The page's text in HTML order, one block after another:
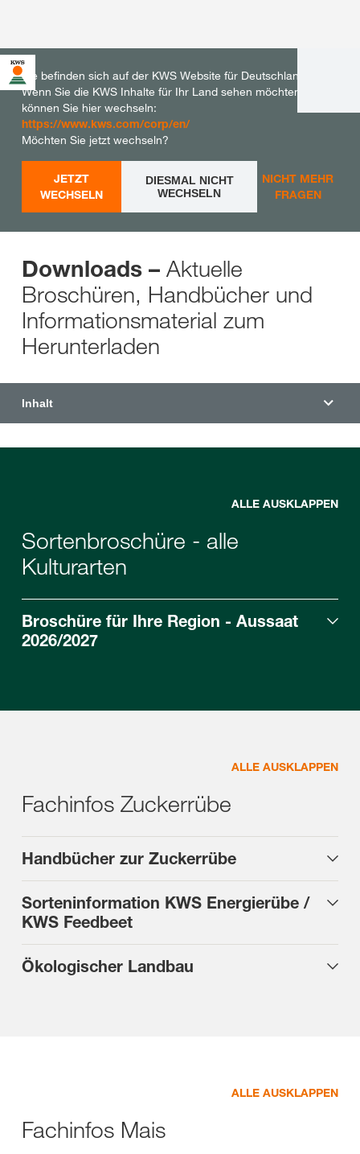
Sie befinden sich auf der KWS Website für Deutschland.
Wenn Sie die KWS Inhalte für Ihr Land sehen möchten,
können Sie hier wechseln:
https://www.kws.com/corp/en/
Möchten Sie jetzt wechseln?
JETZT
WECHSELN
DIESMAL NICHT
WECHSELN
NICHT MEHR
FRAGEN
Downloads – Aktuelle
Broschüren, Handbücher und
Informationsmaterial zum
Herunterladen
Inhalt
ALLE AUSKLAPPEN
Sortenbroschüre - alle
Kulturarten
Broschüre für Ihre Region - Aussaat
2026/2027
ALLE AUSKLAPPEN
Fachinfos Zuckerrübe
Handbücher zur Zuckerrübe
Sorteninformation KWS Energierübe /
KWS Feedbeet
Ökologischer Landbau
ALLE AUSKLAPPEN
Fachinfos Mais